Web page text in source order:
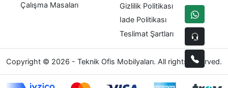
Çalışma Masaları
Gizlilik Politikası
Iade Politikası
Teslimat Şartları
Copyright © 2026 - Teknik Ofis Mobilyaları. All rights reserved.